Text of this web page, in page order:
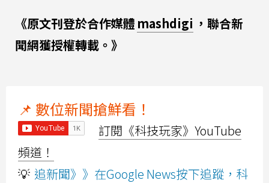
《原文刊登於合作媒體 mashdigi ，聯合新
聞網獲授權轉載。》
📌 數位新聞搶鮮看！
訂閱《科技玩家》YouTube
頻道！
💡 追新聞》》在Google News按下追蹤，科